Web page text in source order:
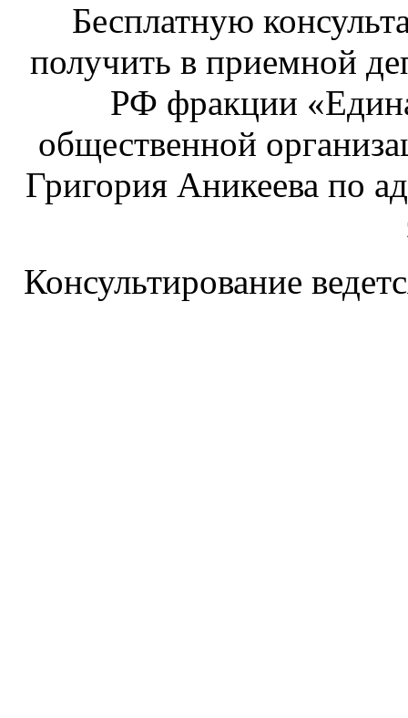
Бесплатную
получить в приемной
РФ фракции
общественной
Григория Аникеева по
Консультирование